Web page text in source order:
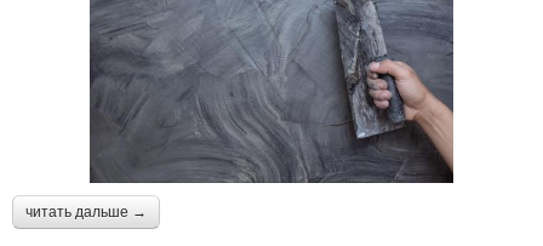
читать дальше →